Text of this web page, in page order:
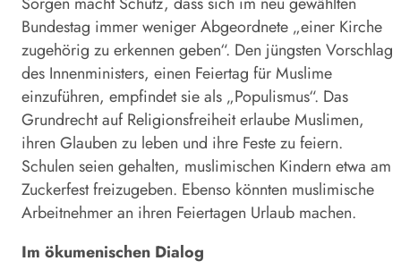
Bundestag immer weniger Abgeordnete „einer Kirche
zugehörig zu erkennen geben“. Den jüngsten Vorschlag
des Innenministers, einen Feiertag für Muslime
einzuführen, empfindet sie als „Populismus“. Das
Grundrecht auf Religionsfreiheit erlaube Muslimen,
ihren Glauben zu leben und ihre Feste zu feiern.
Schulen seien gehalten, muslimischen Kindern etwa am
Zuckerfest freizugeben. Ebenso könnten muslimische
Arbeitnehmer an ihren Feiertagen Urlaub machen.
Im ökumenischen Dialog